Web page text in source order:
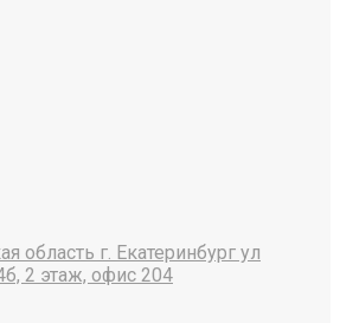
область г. Екатеринбург ул
2 этаж, офис 204